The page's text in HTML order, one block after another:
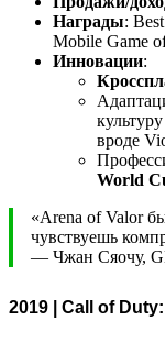
Награды:
Mobile Game
Инновации:
вроде
World
«Arena of Valor
чувствуешь
— Чжан Сяочу,
2019 | Call of